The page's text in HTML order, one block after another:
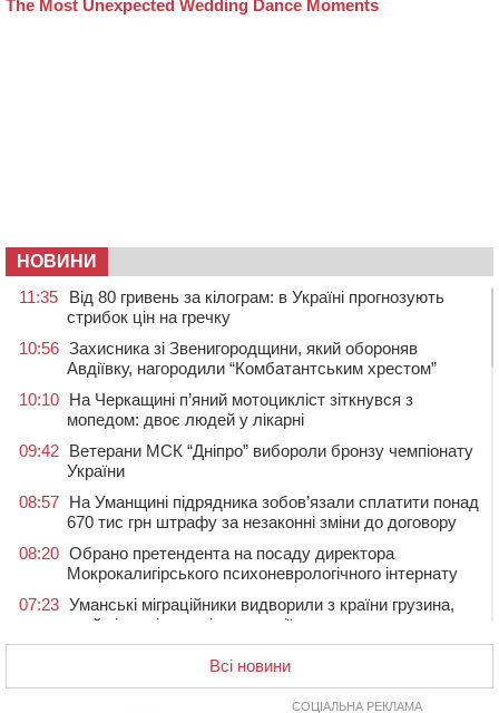
НОВИНИ
11:35
Від 80 гривень за кілограм: в Україні прогнозують
стрибок цін на гречку
10:56 Захисника зі Звенигородщини, який обороняв
Авдіївку, нагородили “Комбатантським хрестом”
10:10 На Черкащині п’яний мотоцикліст зіткнувся з
мопедом: двоє людей у лікарні
09:42 Ветерани МСК “Дніпро” вибороли бронзу чемпіонату
України
08:57 На Уманщині підрядника зобов’язали сплатити понад
670 тис грн штрафу за незаконні зміни до договору
08:20 Обрано претендента на посаду директора
Мокрокалигірського психоневрологічного інтернату
07:23 Уманські міграційники видворили з країни грузина,
який відсидів термін у колонії
05 СЕРПНЯ 2026, СЕРЕДА
20:28 Наступні два дні на Черкащині прогнозують пік
Всі новини
СОЦІАЛЬНА РЕКЛАМА